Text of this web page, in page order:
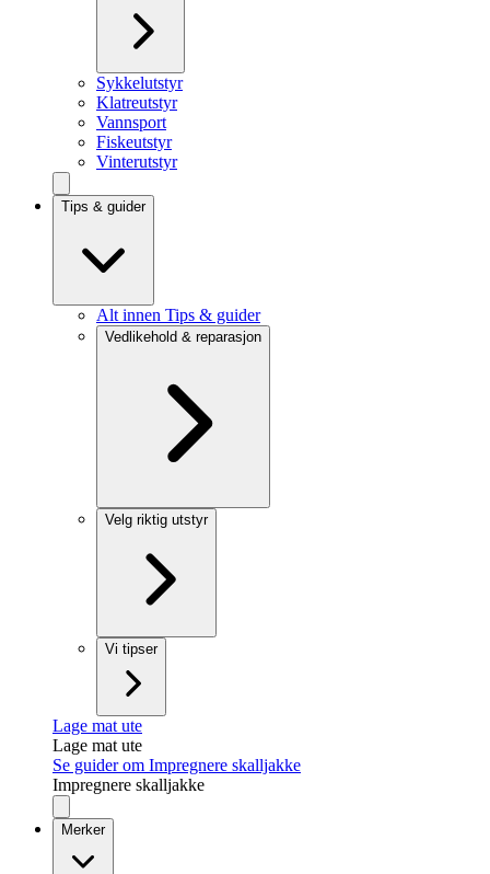
Sykkelutstyr
Klatreutstyr
Vannsport
Fiskeutstyr
Vinterutstyr
Tips & guider
Alt innen Tips & guider
Vedlikehold & reparasjon
Velg riktig utstyr
Vi tipser
Lage mat ute
Lage mat ute
Se guider om Impregnere skalljakke
Impregnere skalljakke
Merker